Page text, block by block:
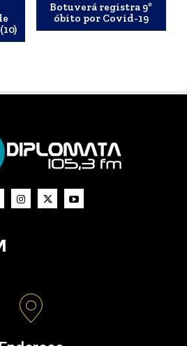
Botuverá registra 9º
óbito por Covid-19